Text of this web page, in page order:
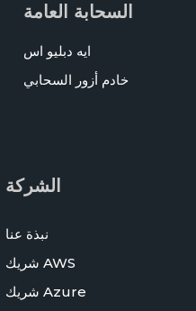
السحابة العامة
ايه دبليو اس
خادم أزور السحابي
الشركة
نبذة عنا
شريك AWS
شريك Azure